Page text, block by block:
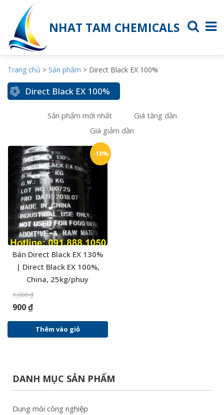
NHAT TAM CHEMICALS
Trang chủ > Sản phẩm > Direct Black EX 100%
Direct Black EX 100%
Sản phẩm mới nhất
Giá tăng dần
Giá giảm dần
-10%
Bán Direct Black EX 130%
| Direct Black EX 100%,
China, 25kg/phuy
1,000₫
900₫
Thêm vào giỏ
DANH MỤC SẢN PHẨM
Dung môi công nghiệp